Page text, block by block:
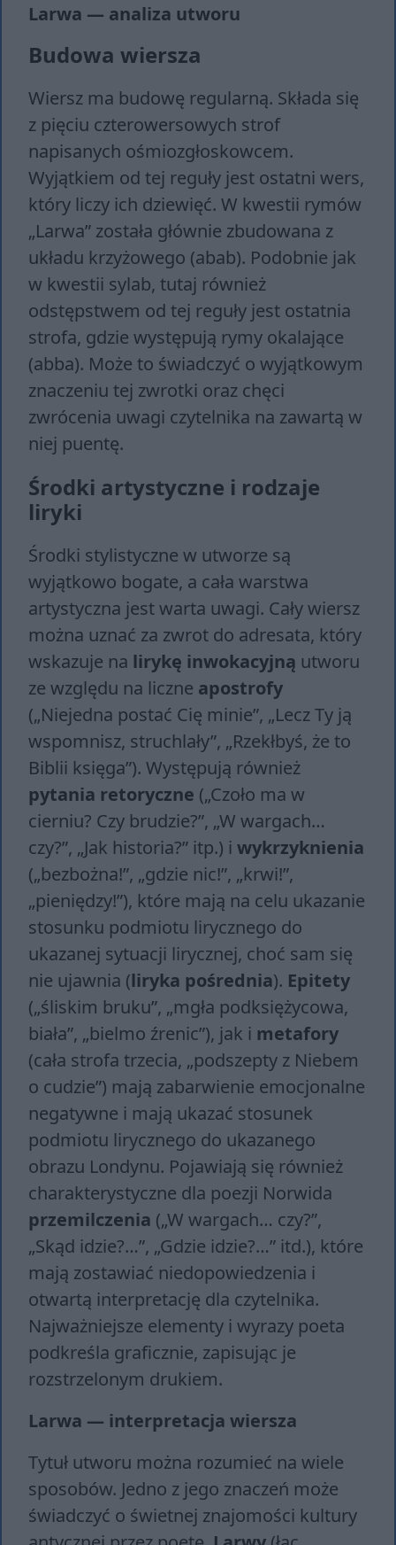
Larwa — analiza utworu
Budowa wiersza
Wiersz ma budowę regularną. Składa się
z pięciu czterowersowych strof
napisanych ośmiozgłoskowcem.
Wyjątkiem od tej reguły jest ostatni wers,
który liczy ich dziewięć. W kwestii rymów
„Larwa” została głównie zbudowana z
układu krzyżowego (abab). Podobnie jak
w kwestii sylab, tutaj również
odstępstwem od tej reguły jest ostatnia
strofa, gdzie występują rymy okalające
(abba). Może to świadczyć o wyjątkowym
znaczeniu tej zwrotki oraz chęci
zwrócenia uwagi czytelnika na zawartą w
niej puentę.
Środki artystyczne i rodzaje
liryki
Środki stylistyczne w utworze są
wyjątkowo bogate, a cała warstwa
artystyczna jest warta uwagi. Cały wiersz
można uznać za zwrot do adresata, który
wskazuje na lirykę inwokacyjną utworu
ze względu na liczne apostrofy
(„Niejedna postać Cię minie”, „Lecz Ty ją
wspomnisz, struchlały”, „Rzekłbyś, że to
Biblii księga”). Występują również
pytania retoryczne („Czoło ma w
cierniu? Czy brudzie?”, „W wargach…
czy?”, „Jak historia?” itp.) i wykrzyknienia
(„bezbożna!”, „gdzie nic!”, „krwi!”,
„pieniędzy!”), które mają na celu ukazanie
stosunku podmiotu lirycznego do
ukazanej sytuacji lirycznej, choć sam się
nie ujawnia (liryka pośrednia). Epitety
(„śliskim bruku”, „mgła podksiężycowa,
biała”, „bielmo źrenic”), jak i metafory
(cała strofa trzecia, „podszepty z Niebem
o cudzie”) mają zabarwienie emocjonalne
negatywne i mają ukazać stosunek
podmiotu lirycznego do ukazanego
obrazu Londynu. Pojawiają się również
charakterystyczne dla poezji Norwida
przemilczenia („W wargach… czy?”,
„Skąd idzie?…”, „Gdzie idzie?…” itd.), które
mają zostawiać niedopowiedzenia i
otwartą interpretację dla czytelnika.
Najważniejsze elementy i wyrazy poeta
podkreśla graficznie, zapisując je
rozstrzelonym drukiem.
Larwa — interpretacja wiersza
Tytuł utworu można rozumieć na wiele
sposobów. Jedno z jego znaczeń może
świadczyć o świetnej znajomości kultury